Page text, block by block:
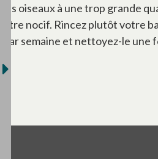
les oiseaux à une trop grande
être nocif. Rincez plutôt votre
par semaine et nettoyez-le une